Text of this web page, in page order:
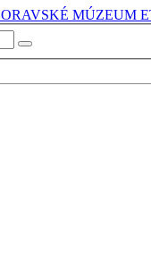
ORAVSKÉ MÚZEUM